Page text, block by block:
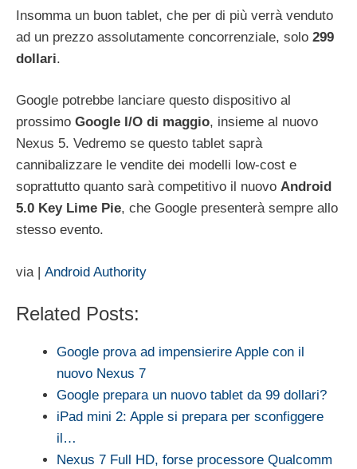
Insomma un buon tablet, che per di più verrà venduto
ad un prezzo assolutamente concorrenziale, solo 299
dollari.
Google potrebbe lanciare questo dispositivo al
prossimo Google I/O di maggio, insieme al nuovo
Nexus 5. Vedremo se questo tablet saprà
cannibalizzare le vendite dei modelli low-cost e
soprattutto quanto sarà competitivo il nuovo Android
5.0 Key Lime Pie, che Google presenterà sempre allo
stesso evento.
via | Android Authority
Related Posts:
Google prova ad impensierire Apple con il
nuovo Nexus 7
Google prepara un nuovo tablet da 99 dollari?
iPad mini 2: Apple si prepara per sconfiggere
il…
Nexus 7 Full HD, forse processore Qualcomm